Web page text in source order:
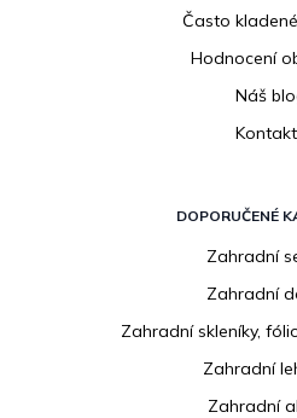
Často
Hodnocení
Náš
DOPORUČENÉ
Zahradní
Zahradní
Zahradní skleníky,
Zahradní
Zahradní